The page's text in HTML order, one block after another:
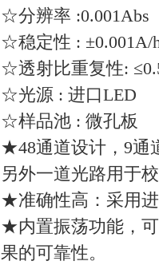
☆分辨率 :0.001Abs
☆稳定性 : ±0.001A/
☆透射比重复性:
☆光源 : 进口LED
☆样品池 : 微孔板
★48通道设计，9通
另外一道光路用于
★准确性高：采用
★内置振荡功能，
果的可靠性。